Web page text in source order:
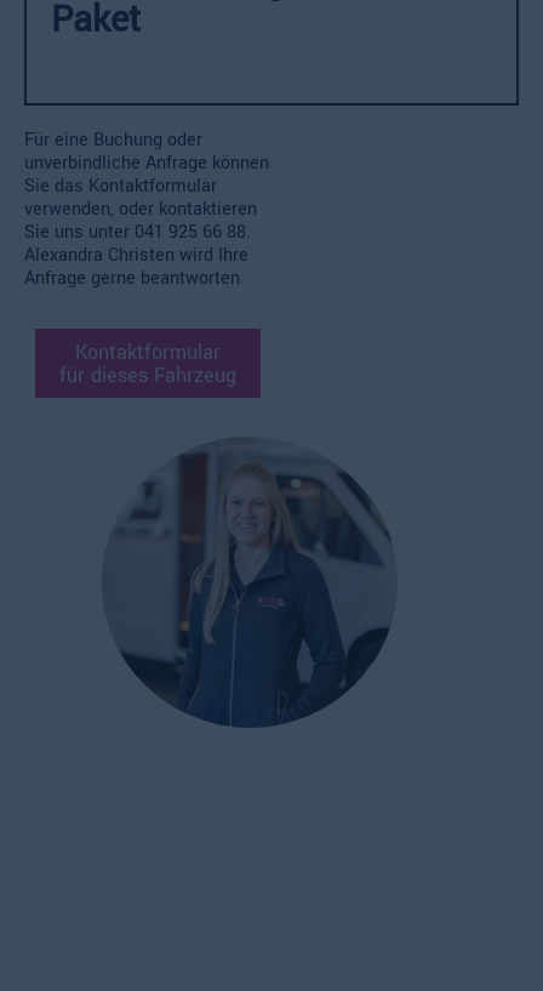
Paket
Für eine Buchung oder
unverbindliche Anfrage können
Sie das Kontaktformular
verwenden, oder kontaktieren
Sie uns unter 041 925 66 88.
Alexandra Christen wird Ihre
Anfrage gerne beantworten.
Kontaktformular
für dieses Fahrzeug